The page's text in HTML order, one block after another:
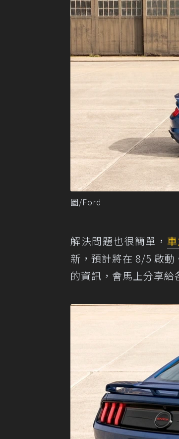
圖/Ford
解決問題也很簡單，
新，預計將在 8/5 啟
的資訊，會馬上分享給